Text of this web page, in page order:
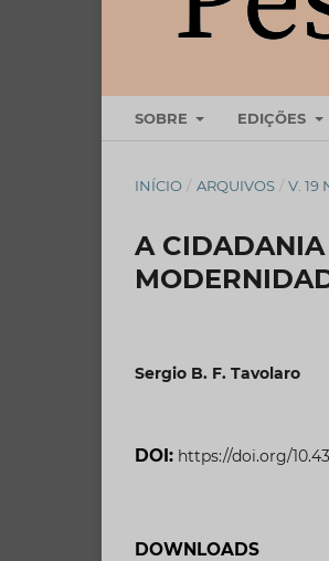
SOBRE EDIÇÕES
INÍCIO / ARQUIVOS / V. 19
A CIDADANIA
Sergio B. F. Tavolaro
DOI: https://doi.org/
DOWNLOADS